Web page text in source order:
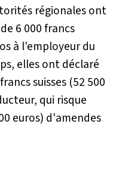
régionales ont
6 000 francs
à l'employeur du
elles ont déclaré
suisses (52 500
qui risque
euros) d'amendes